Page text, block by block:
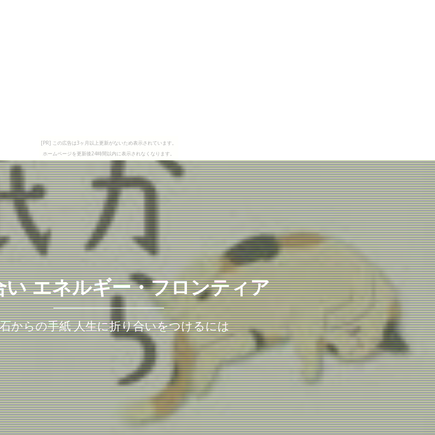
[PR] この広告は3ヶ月以上更新がないため表示されています。
ホームページを更新後24時間以内に表示されなくなります。
い エネルギー・フロンティア
からの手紙 人生に折り合いをつけるには